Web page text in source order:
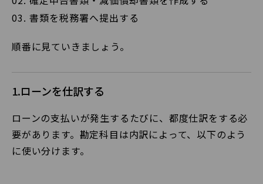
書類を税務署へ提出する
順番に見ていきましょう。
1.ローンを仕訳する
ローンの支払いが発生するたびに、都度仕訳をする必
要があります。勘定科目は内訳によって、以下のよう
に使い分けます。